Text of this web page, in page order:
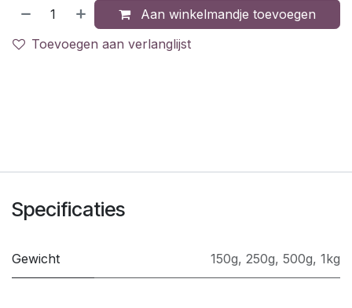
Aan winkelmandje toevoegen
Toevoegen aan verlanglijst
Specificaties
Gewicht 150g, 250g, 500g, 1kg